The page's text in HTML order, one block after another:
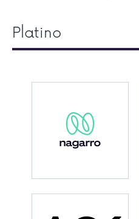
Platino